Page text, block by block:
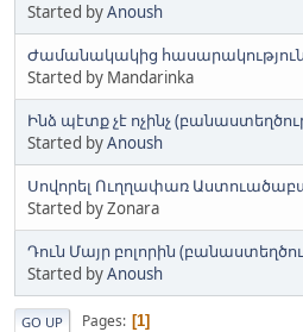
Started byAnoush
Ժամանակակից հասարակություն
Started by Mandarinka
Ինձ պէտք չէ ոչինչ
Started byAnoush
Սովորել Ուղղափառ
Started by Zonara
Դուն Մայր բոլորին
Started byAnoush
GO UP Pages 1